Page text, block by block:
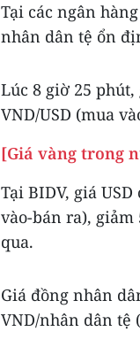
Tại các ngân
nhân dân tệ ổn
Lúc 8 giờ 25
VND/USD (mua
[Giá vàng trong
Tại BIDV, giá
vào-bán ra),
qua.
Giá đồng nhân
VND/nhân dân tệ